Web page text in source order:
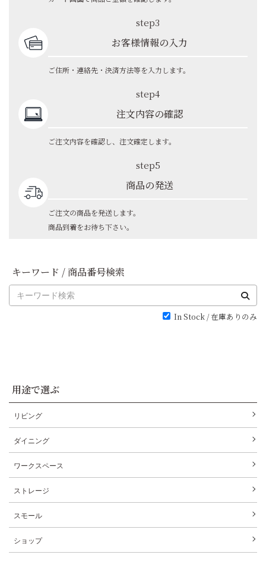
step3
お客様情報の入力
ご住所・連絡先・決済方法等を入力します。
step4
注文内容の確認
ご注文内容を確認し、注文確定します。
step5
商品の発送
ご注文の商品を発送します。
商品到着をお待ち下さい。
キーワード / 商品番号検索
In Stock / 在庫ありのみ
用途で選ぶ
リビング
ダイニング
ワークスペース
ストレージ
スモール
ショップ